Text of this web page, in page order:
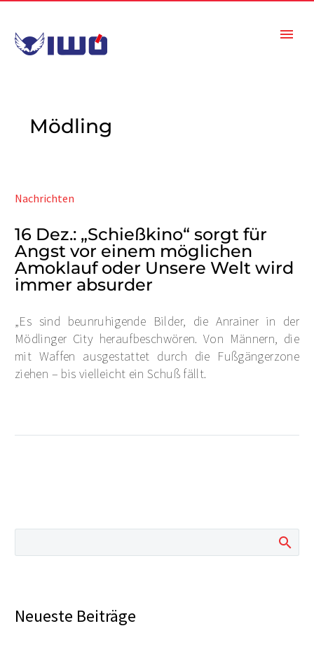
Mödling
Nachrichten
16 Dez.: „Schießkino“ sorgt für
Angst vor einem möglichen
Amoklauf oder Unsere Welt wird
immer absurder
„Es sind beunruhigende Bilder, die Anrainer in der
Mödlinger City heraufbeschwören. Von Männern, die
mit Waffen ausgestattet durch die Fußgängerzone
ziehen – bis vielleicht ein Schuß fällt.
Neueste Beiträge